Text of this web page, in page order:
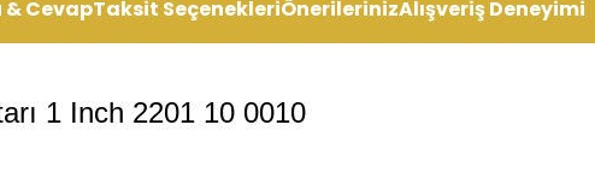
& CevapTaksit SeçenekleriÖnerilerinizAlışveriş Deneyimi
1 Inch 2201 10 0010